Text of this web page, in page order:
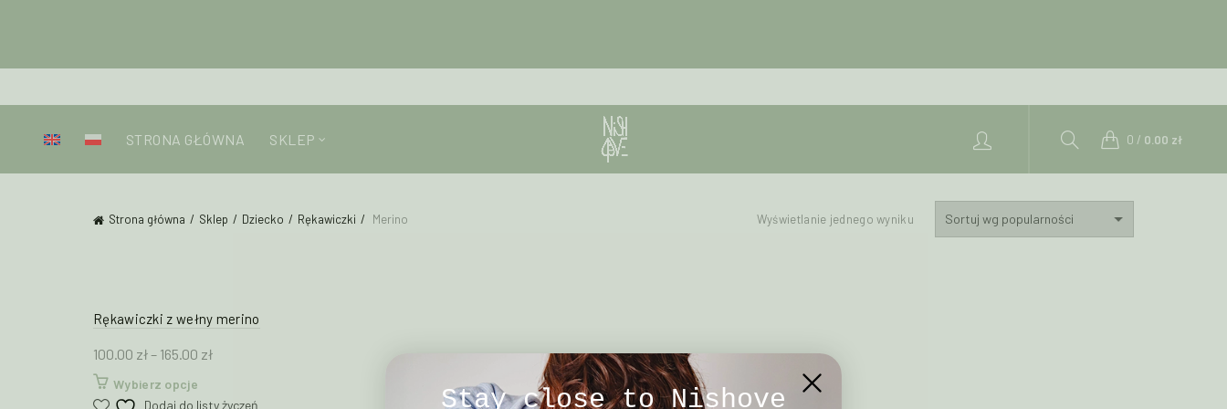
STRONA GŁÓWNA SKLEP 0 / 0.00 zł
Strona główna Sklep Dziecko Rękawiczki Merino Wyświetlanie jednego wyniku
Rękawiczki z wełny merino
100.00 zł– 165.00 złZakres
od
Wybierz opcjeTen
produkt
Dodaj do listy życzeń Stay close to Nishove